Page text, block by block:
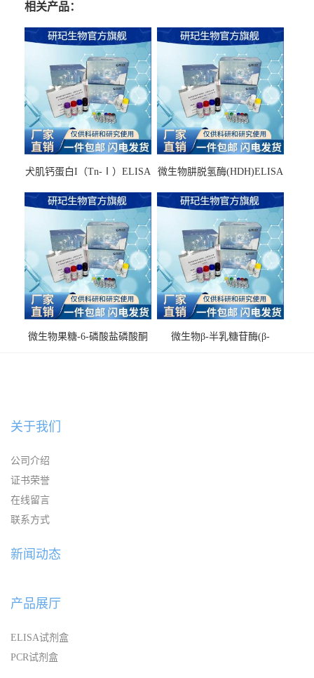
相关产品：
犬肌钙蛋白I（Tn-Ⅰ）ELISA
微生物肼脱氢酶(HDH)ELISA
微生物果糖-6-磷酸盐磷酸酮
微生物β-半乳糖苷酶(β-
关于我们
公司介绍
证书荣誉
在线留言
联系方式
新闻动态
产品展厅
ELISA试剂盒
PCR试剂盒